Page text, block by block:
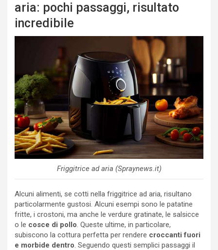
aria: pochi passaggi, risultato
incredibile
Friggitrice ad aria (Spraynews.it)
Alcuni alimenti, se cotti nella friggitrice ad aria, risultano
particolarmente gustosi. Alcuni esempi sono le patatine
fritte, i crostoni, ma anche le verdure gratinate, le salsicce
o le cosce di pollo. Queste ultime, in particolare,
subiscono la cottura perfetta per rendere croccanti fuori
e morbide dentro. Seguendo questi semplici passaggi il